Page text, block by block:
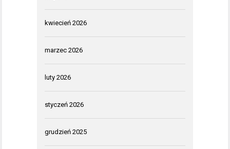
kwiecień 2026
marzec 2026
luty 2026
styczeń 2026
grudzień 2025